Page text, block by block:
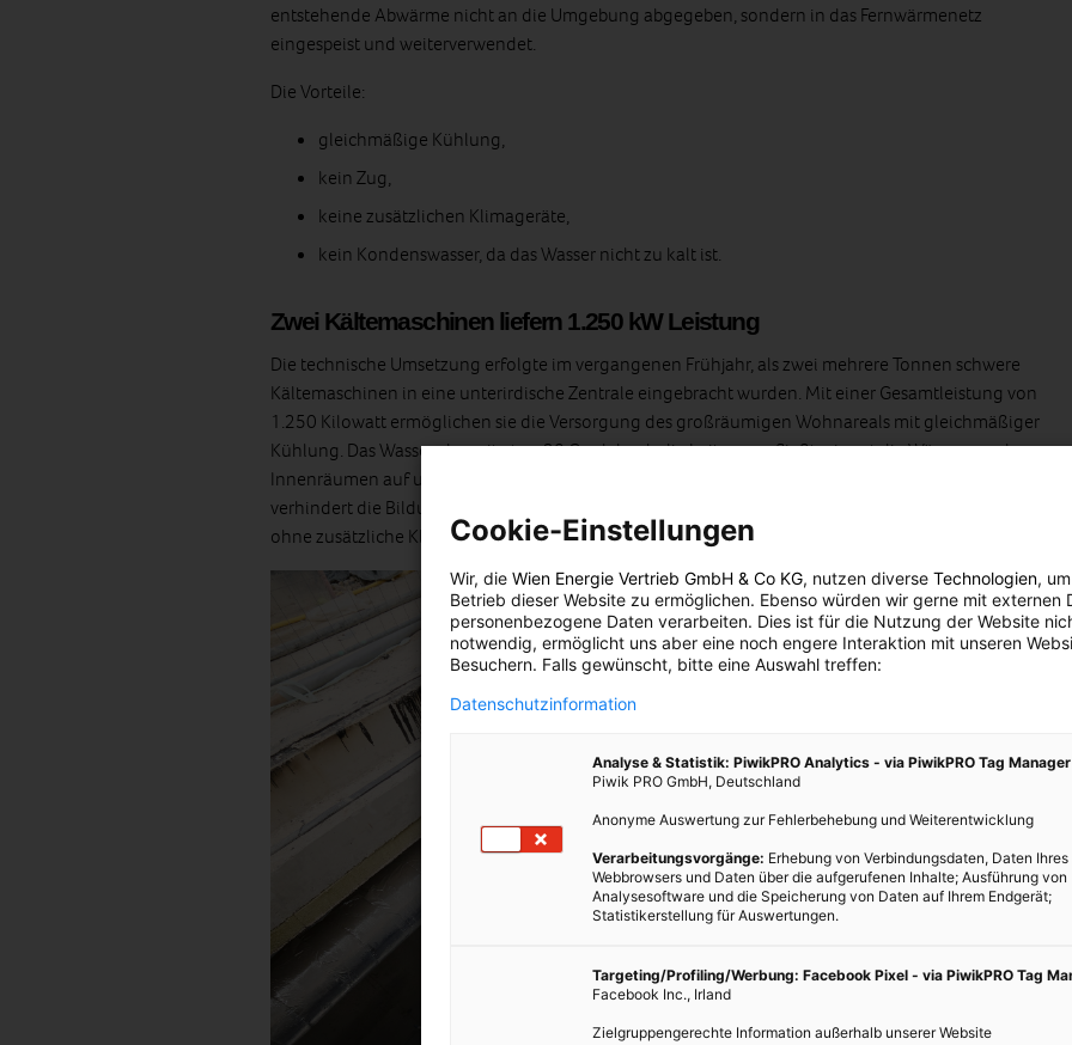
entstehende Abwärme nicht an die Umgebung abgegeben, sondern in das Fernwärmenetz
eingespeist und weiterverwendet.
Die Vorteile:
gleichmäßige Kühlung,
kein Zug,
keine zusätzlichen Klimageräte,
kein Kondenswasser, da das Wasser nicht zu kalt ist.
Zwei Kältemaschinen liefern 1.250 kW Leistung
Die technische Umsetzung erfolgte im vergangenen Frühjahr, als zwei mehrere Tonnen schwere
Kältemaschinen in eine unterirdische Zentrale eingebracht wurden. Mit einer Gesamtleistung von
1.250 Kilowatt ermöglichen sie die Versorgung des großräumigen Wohnareals mit gleichmäßiger
Kühlung. Das Wasser, das mit etwa 20 Grad durch die Leitungen fließt, nimmt die Wärme aus den
Innenräumen auf und transportiert sie ab. Dieses vergleichsweise moderate Temperaturniveau
verhindert die Bildung von Kondenswasser und sorgt für ein angenehmes, entspanntes Raumklima
ohne zusätzliche Klimageräte.Cookie-Einstellungen
Wir, die Wien Energie Vertrieb GmbH & Co KG, nutzen diverse Technologien,
Betrieb dieser Website zu ermöglichen. Ebenso würden wir gerne mit externen
personenbezogene Daten verarbeiten. Dies ist für die Nutzung der Website
notwendig, ermöglicht uns aber eine noch engere Interaktion mit unseren
Besuchern. Falls gewünscht, bitte eine Auswahl treffen:
Datenschutzinformation
Analyse & Statistik: PiwikPRO Analytics - via PiwikPRO Tag Manager
Piwik PRO GmbH, Deutschland
Anonyme Auswertung zur Fehlerbehebung und Weiterentwicklung
Verarbeitungsvorgänge: Erhebung von Verbindungsdaten, Daten Ihres
Webbrowsers und Daten über die aufgerufenen Inhalte; Ausführung von
Analysesoftware und die Speicherung von Daten auf Ihrem Endgerät;
Statistikerstellung für Auswertungen.
Targeting/Profiling/Werbung: Facebook Pixel - via PiwikPRO Tag
Facebook Inc., Irland
Zielgruppengerechte Information außerhalb unserer Website